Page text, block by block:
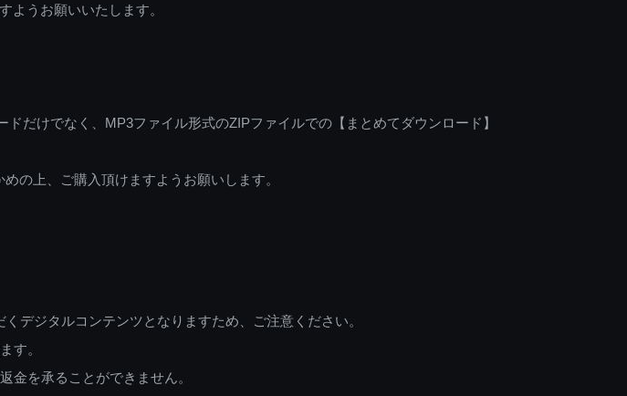
ようお願いいたします。
だけでなく、MP3ファイル形式のZIPファイルでの【まとめてダウンロード】
の上、ご購入頂けますようお願いします。
デジタルコンテンツとなりますため、ご注意ください。
す。
金を承ることができません。